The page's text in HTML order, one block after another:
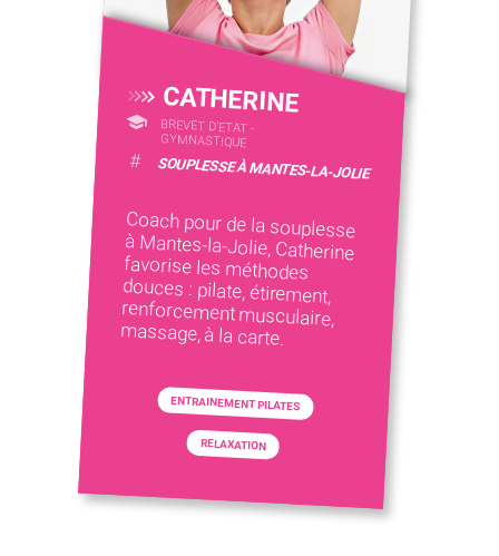
CATHERINE
BREVET D'ETAT -
GYMNASTIQUE
# SOUPLESSE À MANTES-LA-JOLIE
Coach pour de la souplesse
à Mantes-la-Jolie, Catherine
favorise les méthodes
douces : pilate, étirement,
renforcement musculaire,
massage, à la carte.
ENTRAINEMENT PILATES
RELAXATION